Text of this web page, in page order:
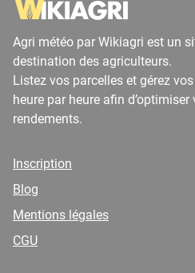
Agri météo par Wikiagri est un
destination des agriculteurs.
Listez vos parcelles et gérez
heure par heure afin
rendements.
Inscription
Blog
Mentions légales
CGU